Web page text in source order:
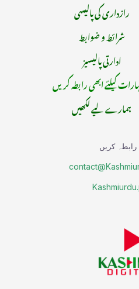
رازداری کی پالیسی
شرائط و ضوابط
ادارتی پالیسیز
کیلئے ابھی رابطہ کریں
ہمارے لیے لکھیں
کریں